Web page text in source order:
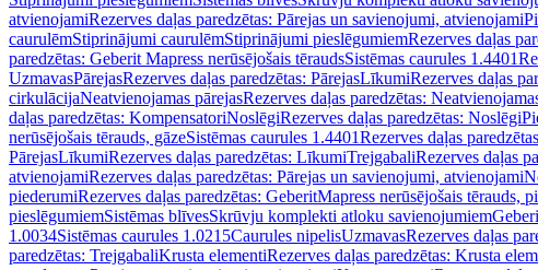
atvienojamiRezerves daļas paredzētas: Pārejas un savienojumi, atvienojami
caurulēmStiprinājumi caurulēmStiprinājumi pieslēgumiemRezerves daļas
paredzētas: Geberit Mapress nerūsējošais tēraudsSistēmas caurules 1.4401
UzmavasPārejasRezerves daļas paredzētas: PārejasLīkumiRezerves daļas
cirkulācijaNeatvienojamas pārejasRezerves daļas paredzētas:
daļas paredzētas: KompensatoriNoslēgiRezerves daļas paredzētas: Noslēgi
nerūsējošais tērauds, gāzeSistēmas caurules 1.4401Rezerves daļas
PārejasLīkumiRezerves daļas paredzētas: LīkumiTrejgabaliRezerves daļas
atvienojamiRezerves daļas paredzētas: Pārejas un savienojumi, atvienojami
piederumiRezerves daļas paredzētas: GeberitMapress nerūsējošais tērauds,
pieslēgumiemSistēmas blīvesSkrūvju komplekti atloku savienojumiem
1.0034Sistēmas caurules 1.0215Caurules nipelisUzmavasRezerves daļas
paredzētas: TrejgabaliKrusta elementiRezerves daļas paredzētas: Krusta